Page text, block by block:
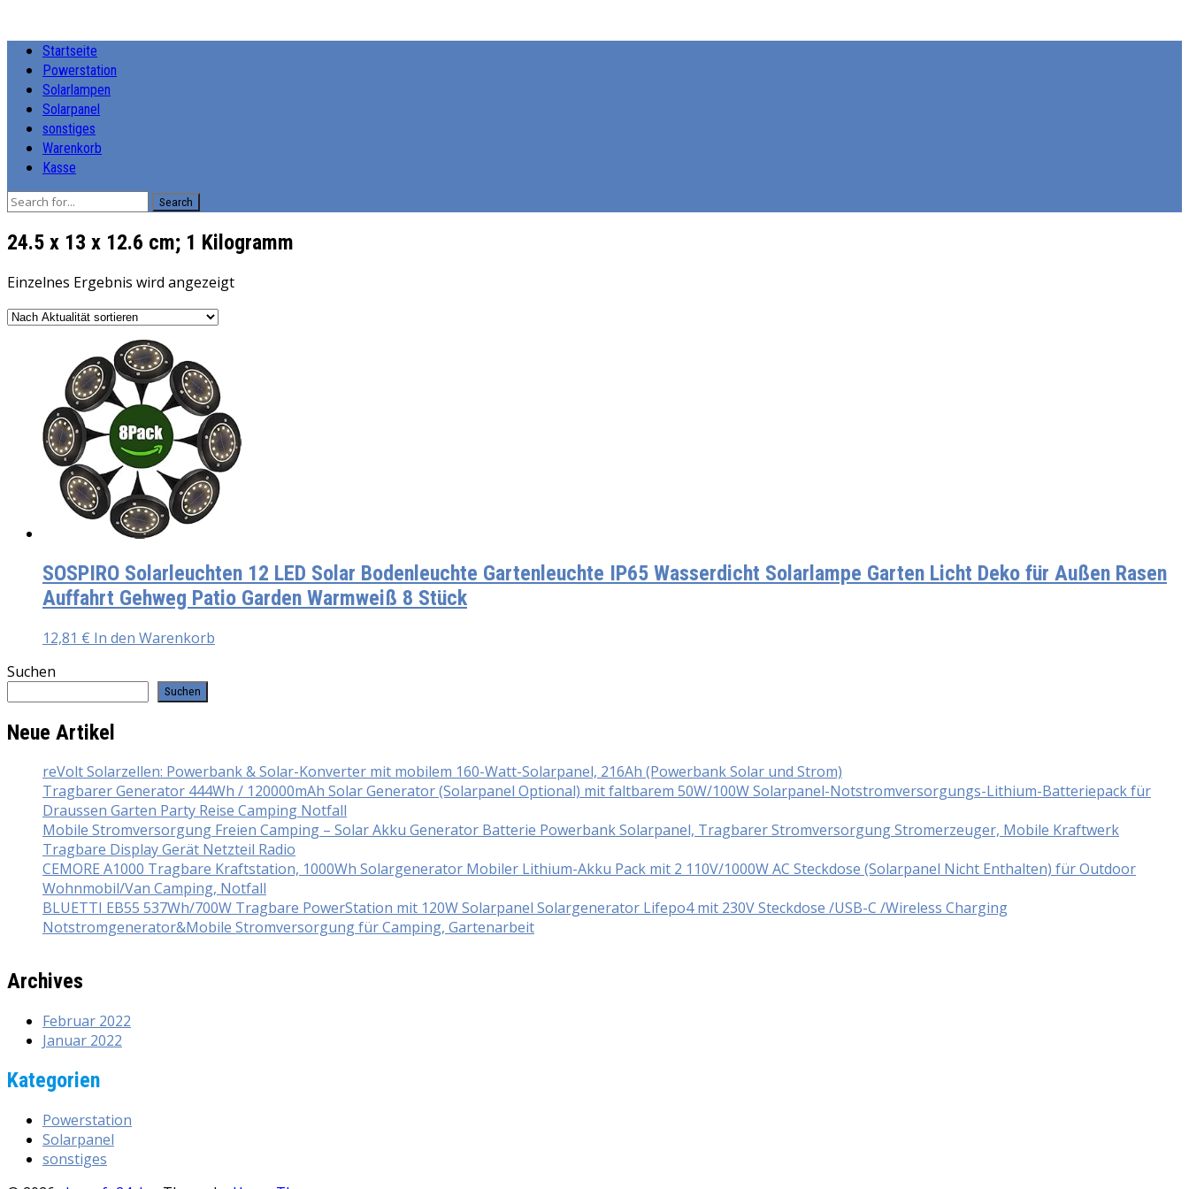
Startseite
Powerstation
Solarlampen
Solarpanel
sonstiges
Warenkorb
Kasse
Search
‎24.5 x 13 x 12.6 cm; 1 Kilogramm
Einzelnes Ergebnis wird angezeigt
SOSPIRO Solarleuchten 12 LED Solar Bodenleuchte Gartenleuchte IP65 Wasserdicht Solarlampe Garten Licht Deko für Außen Rasen
Auffahrt Gehweg Patio Garden Warmweiß 8 Stück
12,81 € In den Warenkorb
Suchen
Suchen
Neue Artikel
reVolt Solarzellen: Powerbank & Solar-Konverter mit mobilem 160-Watt-Solarpanel, 216Ah (Powerbank Solar und Strom)
Tragbarer Generator 444Wh / 120000mAh Solar Generator (Solarpanel Optional) mit faltbarem 50W/100W Solarpanel-Notstromversorgungs-Lithium-Batteriepack für
Draussen Garten Party Reise Camping Notfall
Mobile Stromversorgung Freien Camping – Solar Akku Generator Batterie Powerbank Solarpanel, Tragbarer Stromversorgung Stromerzeuger, Mobile Kraftwerk
Tragbare Display Gerät Netzteil Radio
CEMORE A1000 Tragbare Kraftstation, 1000Wh Solargenerator Mobiler Lithium-Akku Pack mit 2 110V/1000W AC Steckdose (Solarpanel Nicht Enthalten) für Outdoor
Wohnmobil/Van Camping, Notfall
BLUETTI EB55 537Wh/700W Tragbare PowerStation mit 120W Solarpanel Solargenerator Lifepo4 mit 230V Steckdose /USB-C /Wireless Charging
Notstromgenerator&Mobile Stromversorgung für Camping, Gartenarbeit
Archives
Februar 2022
Januar 2022
Kategorien
Powerstation
Solarpanel
sonstiges